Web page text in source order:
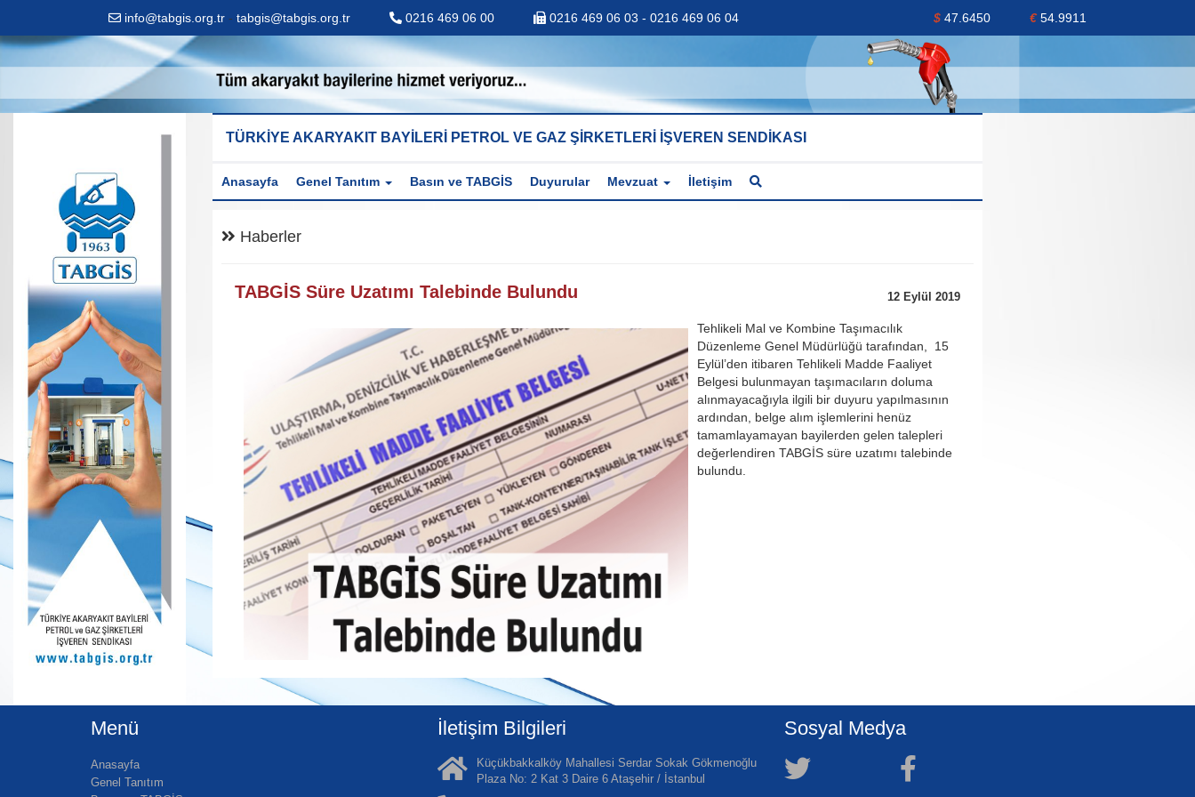
info@tabgis.org.tr - tabgis@tabgis.org.tr 0216 469 06 00 0216 469 06 03 - 0216 469 06 04 $ 47.6450 €54.9911
TÜRKİYE AKARYAKIT BAYİLERİ PETROL VE GAZ ŞİRKETLERİ İŞVEREN SENDİKASI
Anasayfa Genel Tanıtım Basın ve TABGİS Duyurular Mevzuat İletişim
Haberler
TABGİS Süre Uzatımı Talebinde Bulundu 12 Eylül 2019
Tehlikeli Mal ve Kombine Taşımacılık
Düzenleme Genel Müdürlüğü tarafından, 15
Eylül’den itibaren Tehlikeli Madde Faaliyet
Belgesi bulunmayan taşımacıların doluma
alınmayacağıyla ilgili bir duyuru yapılmasının
ardından, belge alım işlemlerini henüz
tamamlayamayan bayilerden gelen talepleri
değerlendiren TABGİS süre uzatımı talebinde
bulundu.
Menü
Anasayfa
Genel Tanıtım
İletişim Bilgileri
Küçükbakkalköy Mahallesi Serdar Sokak Gökmenoğlu
Plaza No: 2 Kat 3 Daire 6 Ataşehir / İstanbul
Sosyal Medya